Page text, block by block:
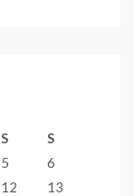
S
S
5
6
12
13